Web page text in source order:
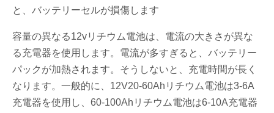
と、バッテリーセルが損傷します
容量の異なる12vリチウム電池は、電流の大きさが異な
る充電器を使用します。電流が多すぎると、バッテリー
パックが加熱されます。そうしないと、充電時間が長く
なります。一般的に、12V20-60Ahリチウム電池は3-6A
充電器を使用し、60-100Ahリチウム電池は6-10A充電器